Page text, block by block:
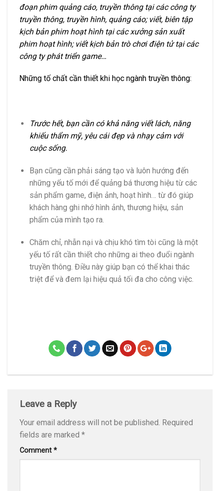
đoạn phim quảng cáo, truyền thông tại các công ty
truyền thông, truyền hình, quảng cáo; viết, biên tập
kịch bản phim hoạt hình tại các xưởng sản xuất
phim hoạt hình; viết kịch bản trò chơi điện tử tại các
công ty phát triển game…
Những tố chất cần thiết khi học ngành truyền thông:
Trước hết, bạn cần có khả năng viết lách, năng
khiếu thẩm mỹ, yêu cái đẹp và nhạy cảm với
cuộc sống.
Bạn cũng cần phải sáng tạo và luôn hướng đến
những yếu tố mới để quảng bá thương hiệu từ các
sản phẩm game, điện ảnh, hoạt hình… từ đó giúp
khách hàng ghi nhớ hình ảnh, thương hiệu, sản
phẩm của mình tạo ra.
Chăm chỉ, nhẫn nại và chịu khó tìm tòi cũng là một
yếu tố rất cần thiết cho những ai theo đuổi ngành
truyền thông. Điều này giúp bạn có thể khai thác
triệt để và đem lại hiệu quả tối đa cho công việc.
Leave a Reply
Your email address will not be published. Required
fields are marked *
Comment *